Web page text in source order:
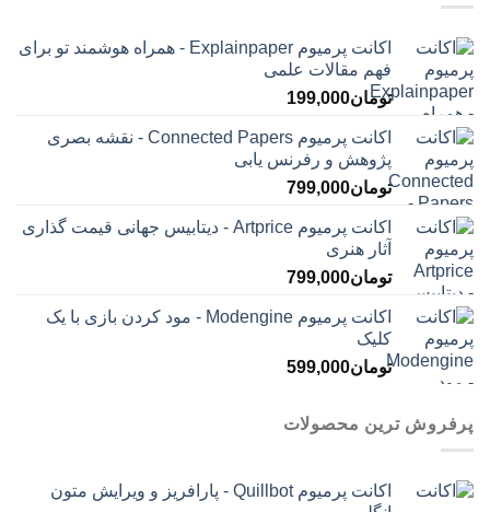
اکانت پرمیوم Explainpaper - همراه هوشمند تو برای
فهم مقالات علمی
تومان199,000
اکانت پرمیوم Connected Papers - نقشه بصری
پژوهش و رفرنس یابی
تومان799,000
اکانت پرمیوم Artprice - دیتابیس جهانی قیمت ‌گذاری
آثار هنری
تومان799,000
اکانت پرمیوم Modengine - مود کردن بازی با یک
کلیک
تومان599,000
پرفروش ترین محصولات
اکانت پرمیوم Quillbot - پارافریز و ویرایش متون